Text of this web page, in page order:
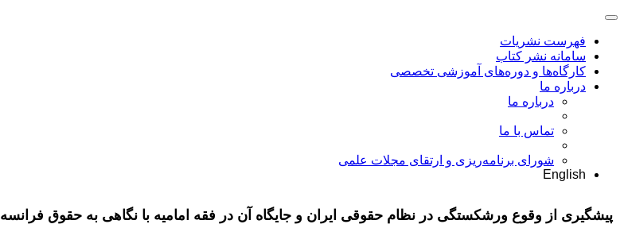
فهرست نشریات
سامانه نشر کتاب
کارگاه‌ها و دوره‌های آموزشی تخصصی
درباره ما
درباره ما
تماس با ما
شورای برنامه‌ریزی و ارتقای مجلات علمی
English
پیشگیری از وقوع ورشکستگی در نظام حقوقی ایران و جایگاه آن در فقه امامیه با نگاهی به حقوق فرانسه